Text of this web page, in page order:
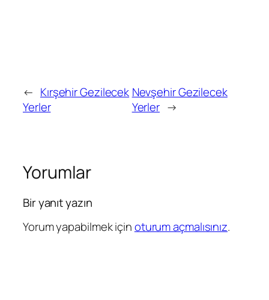
← Kırşehir Gezilecek
Yerler
Nevşehir Gezilecek
Yerler →
Yorumlar
Bir yanıt yazın
Yorum yapabilmek içinoturum açmalısınız.